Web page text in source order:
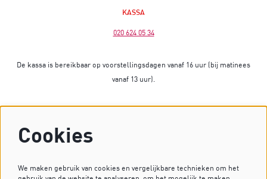
KASSA
020 624 05 34
De kassa is bereikbaar op voorstellingsdagen vanaf 16 uur (bij matinees
vanaf 13 uur).
Heb je vragen? Stuur dan een mailtje naar
Cookies
We maken gebruik van cookies en vergelijkbare technieken om het